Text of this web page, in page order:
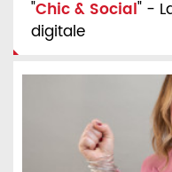
"Chic & Social" -
digitale